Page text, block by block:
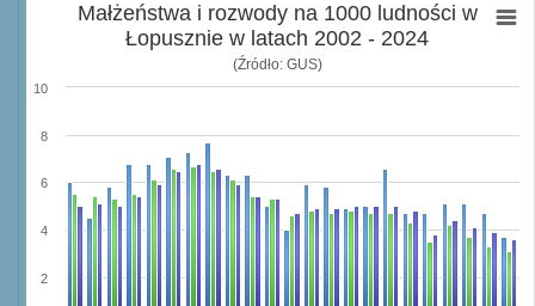
Małżeństwa i rozwody na 1000 ludności w
Łopusznie w latach 2002 - 2024
(Źródło: GUS)
2
4
6
8
10